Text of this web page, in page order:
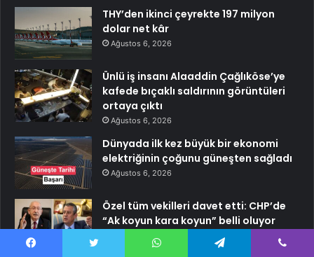
THY’den ikinci çeyrekte 197 milyon
dolar net kâr
Ağustos 6, 2026
Ünlü iş insanı Alaaddin Çağlıköse’ye
kafede bıçaklı saldırının görüntüleri
ortaya çıktı
Ağustos 6, 2026
Dünyada ilk kez büyük bir ekonomi
elektriğinin çoğunu güneşten sağladı
Ağustos 6, 2026
Özel tüm vekilleri davet etti: CHP’de
“Ak koyun kara koyun” belli oluyor